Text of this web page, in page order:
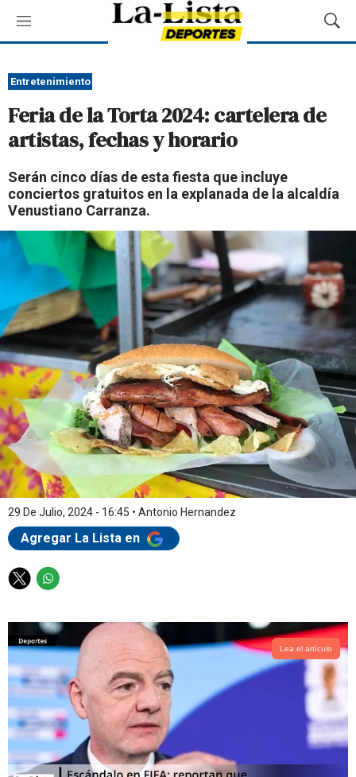
M
e
ú
M
o
q
e
a
Entretenimiento
Feria de la Torta 2024: cartelera de
artistas, fechas y horario
Serán cinco días de esta fiesta que incluye
conciertos gratuitos en la explanada de la alcaldía
Venustiano Carranza.
29 De Julio, 2024 - 16:45 • Antonio Hernandez
Agregar La Lista en
T
i
t
t
e
r
W
a
t
s
a
p
p
Lea el artículo